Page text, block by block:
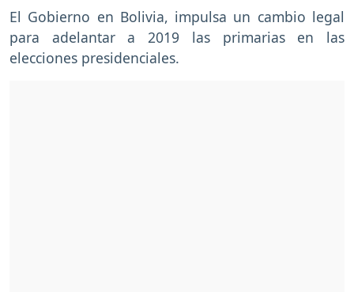
El Gobierno en Bolivia, impulsa un cambio legal
para adelantar a 2019 las primarias en las
elecciones presidenciales.